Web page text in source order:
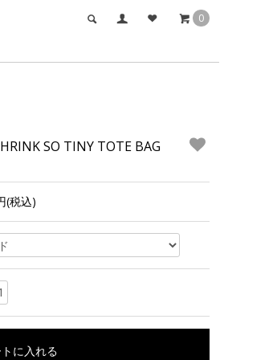
0
SO TINY TOTE BAG
(税込)